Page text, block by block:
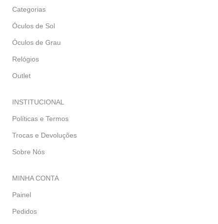
Categorias
Óculos de Sol
Óculos de Grau
Relógios
Outlet
INSTITUCIONAL
Políticas e Termos
Trocas e Devoluções
Sobre Nós
MINHA CONTA
Painel
Pedidos